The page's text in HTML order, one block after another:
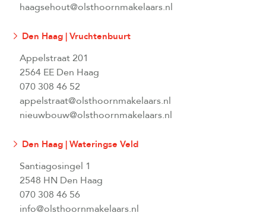
haagsehout@olsthoornmakelaars.nl
Den Haag | Vruchtenbuurt
Appelstraat 201
2564 EE Den Haag
070 308 46 52
appelstraat@olsthoornmakelaars.nl
nieuwbouw@olsthoornmakelaars.nl
Den Haag | Wateringse Veld
Santiagosingel 1
2548 HN Den Haag
070 308 46 56
info@olsthoornmakelaars.nl